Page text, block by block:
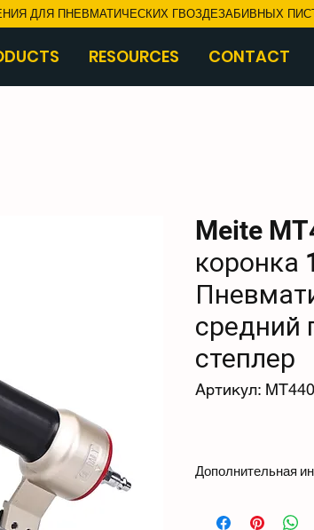
ДЛЯ ПНЕВМАТИЧЕСКИХ ГВОЗДЕЗАБИВНЫХ
RESOURCES CONTACT
Meite
коронка
средний
степлер
Артикул:
Дополнительная
Размеры300 × 70 ×